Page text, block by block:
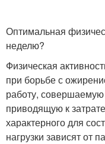
Оптимальная
неделю?
Физическая
при борьбе с
работу,
приводящую к
характерного для
нагрузки зависят от